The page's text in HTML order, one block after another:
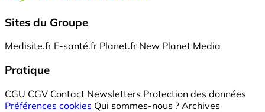
Sites du Groupe
Medisite.fr E-santé.fr Planet.fr New Planet Media
Pratique
CGU CGV Contact Newsletters Protection des données
Préférences cookies Qui sommes-nous ? Archives